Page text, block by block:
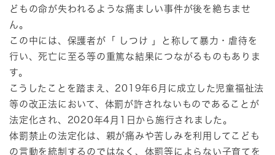
どもの命が失われるような痛ましい事件が後を絶ちませ
ん。
この中には、保護者が「 しつけ 」と称して暴力・虐待を
行い、死亡に至る等の重篤な結果につながるものもありま
す。
こうしたことを踏まえ、2019年6月に成立した児童福祉法
等の改正法において、体罰が許されないものであることが
法定化され、2020年4月1日から施行されました。
体罰禁止の法定化は、親が痛みや苦しみを利用してこども
の言動を統制するのではなく、体罰等によらない子育てを